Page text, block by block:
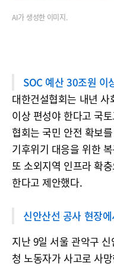
AI가 생성한 이미지.
SOC 예산 30조원
대한건설협회는 내년
이상 편성야 한다고 국
협회는 국민 안전 확보
기후위기 대응을 위한
또 소외지역 인프라 확
한다고 제안했다.
신안산선 공사 현장
지난 9일 서울 관악구
청 노동자가 사고로 사